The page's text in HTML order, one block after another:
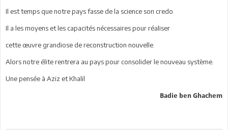
Il est temps que notre pays fasse de la science son credo.
Il a les moyens et les capacités nécessaires pour réaliser
cette œuvre grandiose de reconstruction nouvelle.
Alors notre élite rentrera au pays pour consolider le nouveau système.
Une pensée à Aziz et Khalil
Badie ben Ghachem